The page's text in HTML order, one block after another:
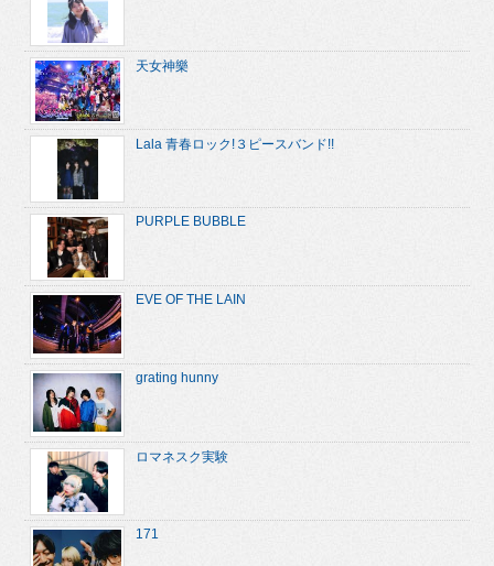
天女神樂
Lala 青春ロック!３ピースバンド!!
PURPLE BUBBLE
EVE OF THE LAIN
grating hunny
ロマネスク実験
171